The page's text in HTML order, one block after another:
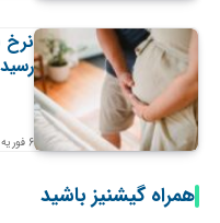
نرخ
رسید
6 فوریه 2024
همراه گیشنیز باشید